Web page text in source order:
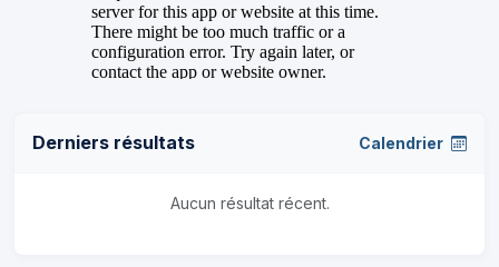
Derniers résultats Calendrier
Aucun résultat récent.